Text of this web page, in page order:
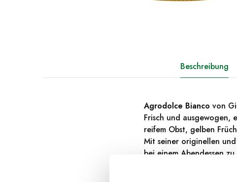
Beschreibung
Agrodolce Bianco von
Frisch und ausgewogen,
reifem Obst, gelben
Mit seiner originellen
bei einem Abendessen